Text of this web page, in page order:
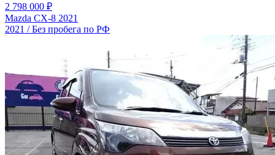
2 798 000 ₽
Mazda CX-8 2021
2021 / Без пробега по РФ